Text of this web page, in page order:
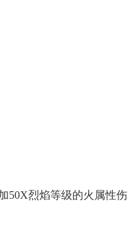
50X烈焰等级的火属性伤